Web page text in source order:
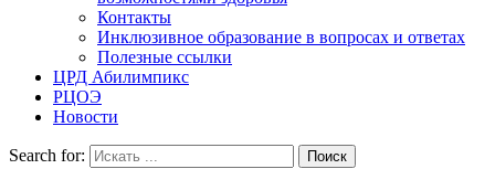
Контакты
Инклюзивное образование в вопросах и ответах
Полезные ссылки
ЦРД Абилимпикс
РЦОЭ
Новости
Search for: